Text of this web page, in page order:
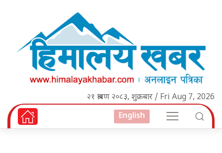
२१ श्रावण २०८३, शुक्रबार / Fri Aug 7, 2026
English